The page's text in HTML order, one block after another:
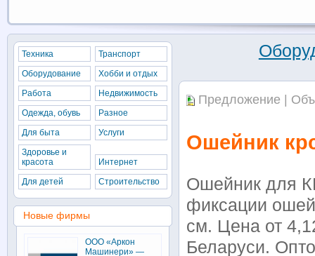
Предложение |
Ошейник
Ошейник для
фиксации
см. Цена от
Беларуси.
Техника
Транспорт
Оборудование
Хобби и отдых
Работа
Недвижимость
Одежда, обувь
Разное
Для быта
Услуги
Здоровье и
красота
Интернет
Для детей
Строительство
Новые фирмы
ООО «Аркон
Машинери» —